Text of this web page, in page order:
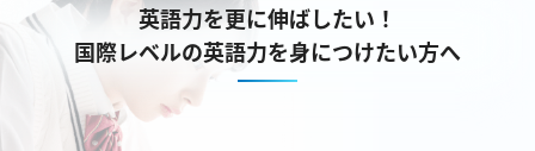
英語力を更に伸ばしたい！
国際レベルの英語力を身につけたい方へ